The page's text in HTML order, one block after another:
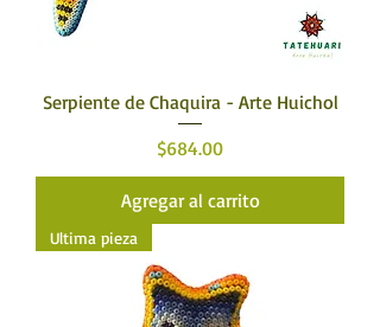
Serpiente de Chaquira - Arte Huichol
Precio
$684.00
Agregar al carrito
Ultima pieza